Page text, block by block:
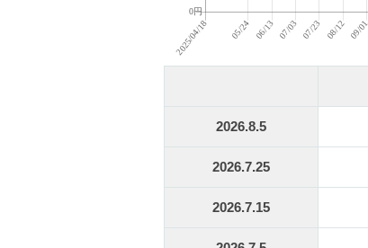
2026.8.5
2026.7.25
2026.7.15